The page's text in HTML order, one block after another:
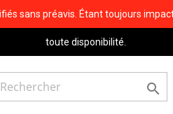
sans préavis. Étant toujours
toute disponibilité.
